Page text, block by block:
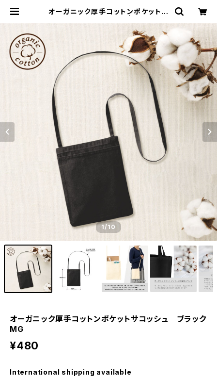
オーガニック厚手コットンポケットサ
1/10
オーガニック厚手コットンポケットサコッシュ ブラック
MG
¥480
International shipping available